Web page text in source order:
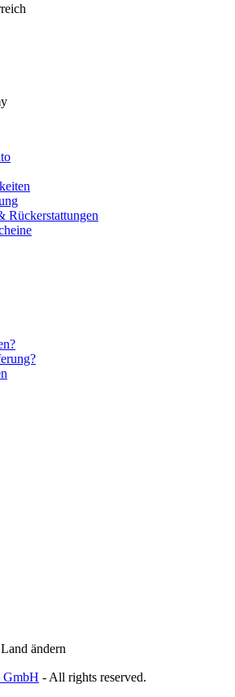
Rückerstattungen
Land ändern
GmbH - All rights reserved.